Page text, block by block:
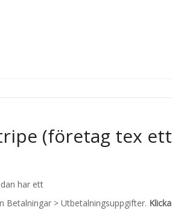
(företag tex ett
har ett
Betalningar > Utbetalningsuppgifter.